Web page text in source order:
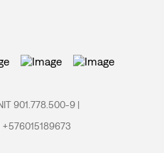
901.778.500-9 |